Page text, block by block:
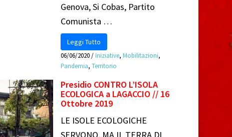
Genova, Si Cobas, Partito
Comunista …
Leggi Tutto
06/06/2020/Iniziative, Mobilitazioni,
Pandemia, Territorio
Presidio CONTRO L’ISOLA
ECOLOGICA a LAGACCIO // 16
Ottobre 2019
LE ISOLE ECOLOGICHE
SERVONO, MA IL TERRA DI